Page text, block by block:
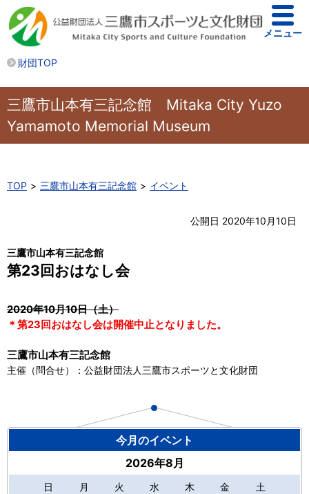
財団TOP
メニュー
三鷹市山本有三記念館 Mitaka City Yuzo
Yamamoto Memorial Museum
TOP 三鷹市山本有三記念館 イベント
公開日 2020年10月10日
三鷹市山本有三記念館
第23回おはなし会
2020年10月10日（土）
＊第23回おはなし会は開催中止となりました。
三鷹市山本有三記念館
主催（問合せ）：公益財団法人三鷹市スポーツと文化財団
今月のイベント
2026年8月
日 月 火 水 木 金
土